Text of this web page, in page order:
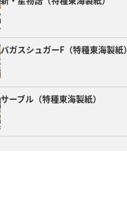
バガスシュガーF（特種東海製紙）
サーブル（特種東海製紙）